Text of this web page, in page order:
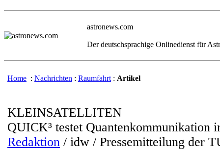
astronews.com
Der deutschsprachige Onlinedienst für
Home : Nachrichten : Raumfahrt : Artikel
KLEINSATELLITEN
QUICK³ testet Quantenkommunikation
Redaktion / idw / Pressemitteilung der